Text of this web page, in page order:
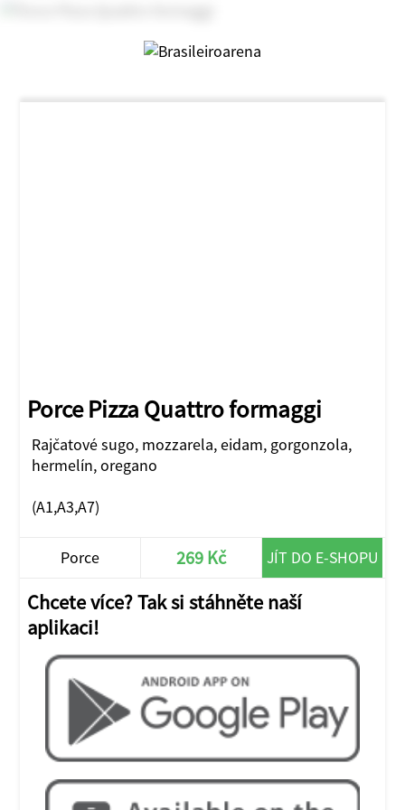
Porce Pizza Quattro formaggi
Rajčatové sugo, mozzarela, eidam, gorgonzola,
hermelín, oregano
(A1,A3,A7)
Porce 269 Kč JÍT DO E-SHOPU
Chcete více? Tak si stáhněte naší
aplikaci!